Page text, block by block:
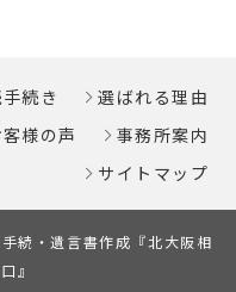
続き
選ばれる理由
客様の声
事務所案内
サイトマップ
続・遺言書作成『北大阪相
』